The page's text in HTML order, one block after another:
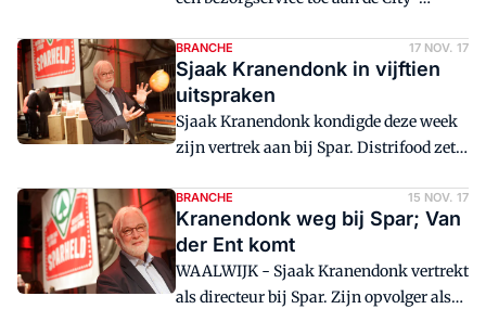
BRANCHE 17 NOV. 17
Sjaak Kranendonk in vijftien
uitspraken
Sjaak Kranendonk kondigde deze week
zijn vertrek aan bij Spar. Distrifood zette
directeur op een rij.
BRANCHE 15 NOV. 17
Kranendonk weg bij Spar; Van
der Ent komt
WAALWIJK - Sjaak Kranendonk vertrekt
als directeur bij Spar. Zijn opvolger als